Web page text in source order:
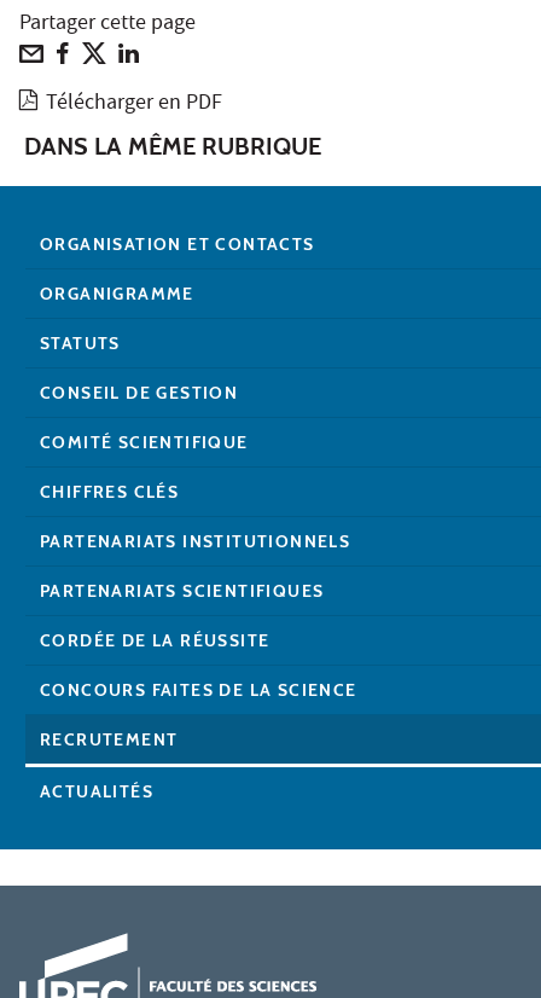
Partager cette page
Télécharger en PDF
DANS LA MÊME RUBRIQUE
ORGANISATION ET CONTACTS
ORGANIGRAMME
STATUTS
CONSEIL DE GESTION
COMITÉ SCIENTIFIQUE
CHIFFRES CLÉS
PARTENARIATS INSTITUTIONNELS
PARTENARIATS SCIENTIFIQUES
CORDÉE DE LA RÉUSSITE
CONCOURS FAITES DE LA SCIENCE
RECRUTEMENT
ACTUALITÉS